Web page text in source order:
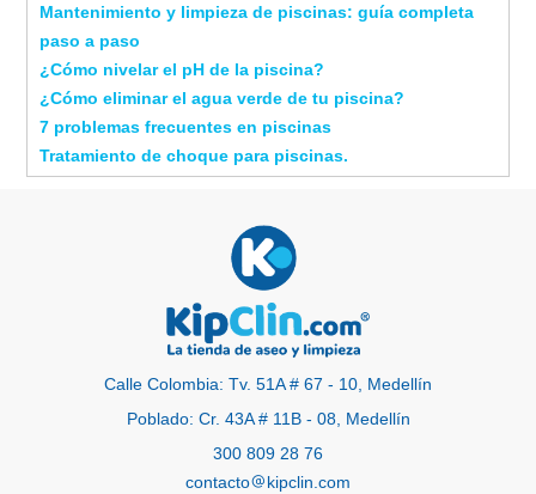
Mantenimiento y limpieza de piscinas: guía completa
paso a paso
¿Cómo nivelar el pH de la piscina?
¿Cómo eliminar el agua verde de tu piscina?
7 problemas frecuentes en piscinas
Tratamiento de choque para piscinas.
Calle Colombia: Tv. 51A # 67 - 10, Medellín
Poblado: Cr. 43A # 11B - 08, Medellín
300 809 28 76
contacto
kipclin.com